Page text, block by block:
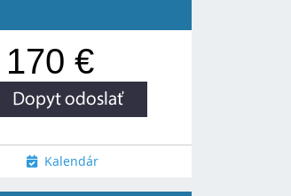
170 €
Kalendár